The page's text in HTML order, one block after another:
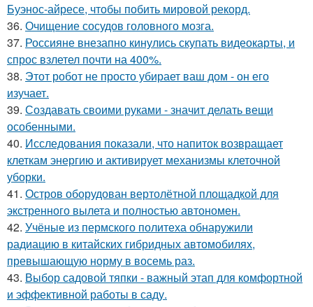
Буэнос-айресе, чтобы побить мировой рекорд.
36. Очищение сосудов головного мозга.
37. Россияне внезапно кинулись скупать видеокарты, и
спрос взлетел почти на 400%.
38. Этот робот не просто убирает ваш дом - он его
изучает.
39. Создавать своими руками - значит делать вещи
особенными.
40. Исследования показали, что напиток возвращает
клеткам энергию и активирует механизмы клеточной
уборки.
41. Остров оборудован вертолётной площадкой для
экстренного вылета и полностью автономен.
42. Учёные из пермского политеха обнаружили
радиацию в китайских гибридных автомобилях,
превышающую норму в восемь раз.
43. Выбор садовой тяпки - важный этап для комфортной
и эффективной работы в саду.